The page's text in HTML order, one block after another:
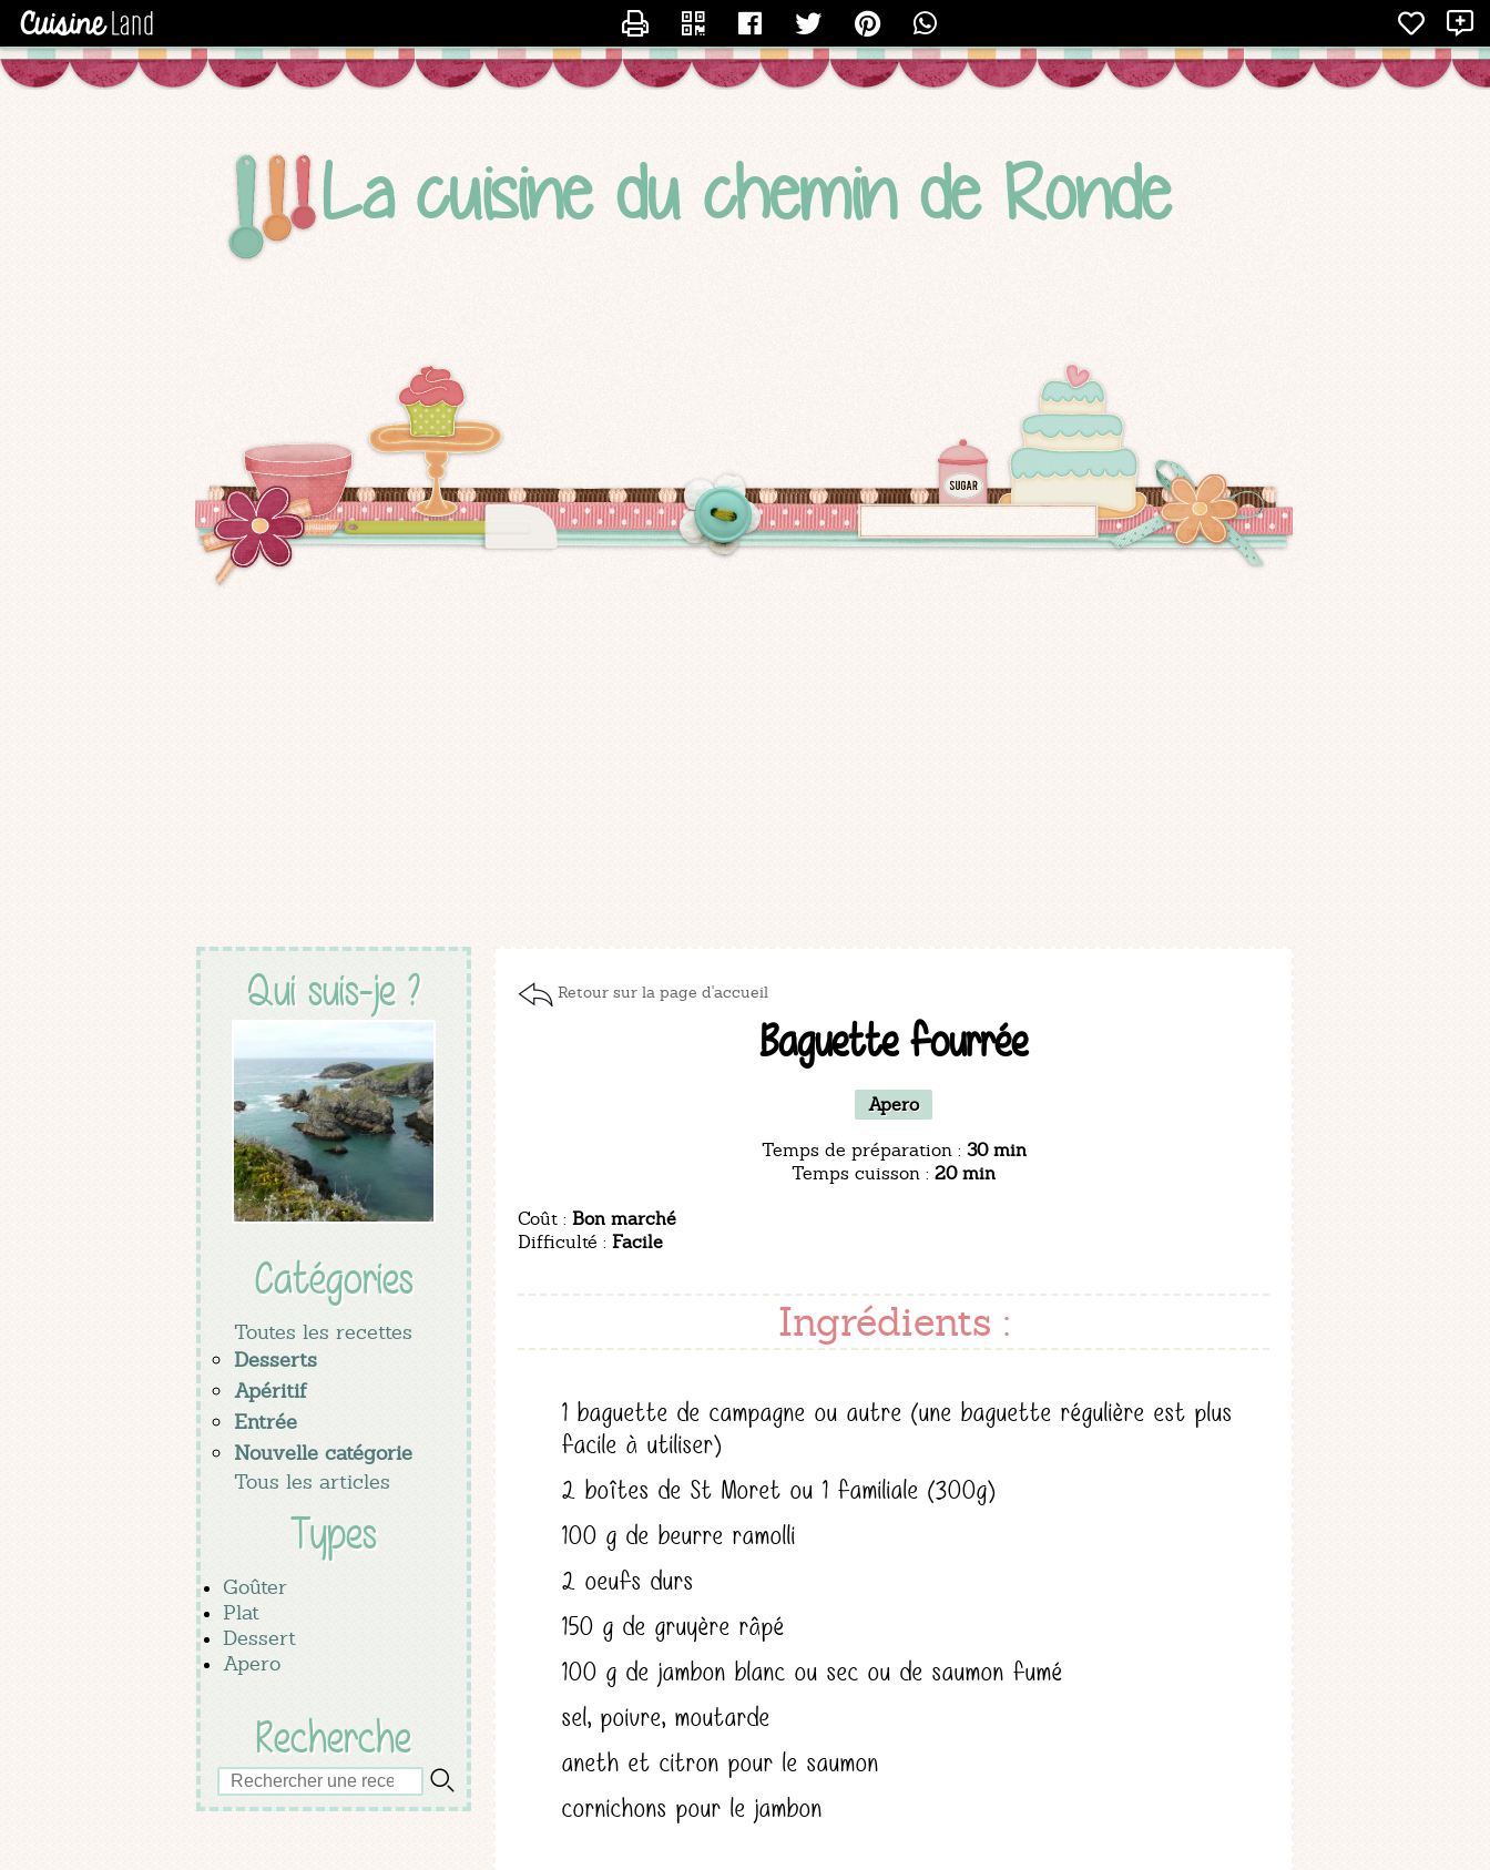
La cuisine du chemin de Ronde
Qui suis-je ?
Catégories
Toutes les recettes
Desserts
Apéritif
Entrée
Nouvelle catégorie
Tous les articles
Types
Goûter
Plat
Dessert
Apero
Recherche
Retour sur la page d'accueil
Baguette fourrée
Apero
Temps de préparation : 30 min
Temps cuisson : 20 min
Coût : Bon marché
Difficulté : Facile
Ingrédients :
1 baguette de campagne ou autre (une baguette régulière est plus
facile à utiliser)
2 boîtes de St Moret ou 1 familiale (300g)
100 g de beurre ramolli
2 oeufs durs
150 g de gruyère râpé
100 g de jambon blanc ou sec ou de saumon fumé
sel, poivre, moutarde
aneth et citron pour le saumon
cornichons pour le jambon
X
CONTACTER SYDO